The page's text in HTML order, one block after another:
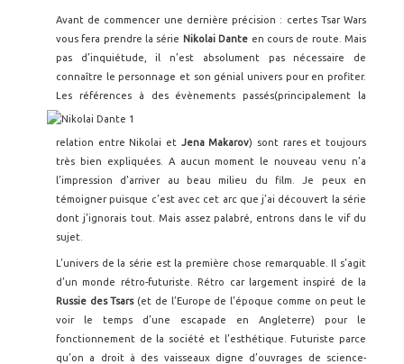
Avant de commencer une dernière précision : certes Tsar Wars
vous fera prendre la série Nikolai Dante en cours de route. Mais
pas d’inquiétude, il n’est absolument pas nécessaire de
connaître le personnage et son génial univers pour en profiter.
Les références à des évènements passés(principalement la
relation entre Nikolai et Jena Makarov) sont rares et toujours
très bien expliquées. A aucun moment le nouveau venu n’a
l’impression d’arriver au beau milieu du film. Je peux en
témoigner puisque c’est avec cet arc que j’ai découvert la série
dont j’ignorais tout. Mais assez palabré, entrons dans le vif du
sujet.
L’univers de la série est la première chose remarquable. Il s’agit
d’un monde rétro-futuriste. Rétro car largement inspiré de la
Russie des Tsars(et de l’Europe de l’époque comme on peut le
voir le temps d’une escapade en Angleterre) pour le
fonctionnement de la société et l’esthétique. Futuriste parce
qu’on a droit à des vaisseaux digne d’ouvrages de science-